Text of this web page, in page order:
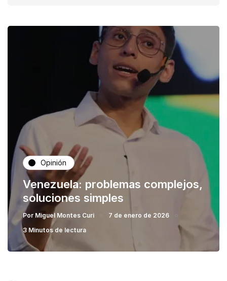
Opinión
Venezuela: problemas complejos,
soluciones simples
Por Miguel Montes Curi
7 de enero de 2026
3 Minutos de lectura